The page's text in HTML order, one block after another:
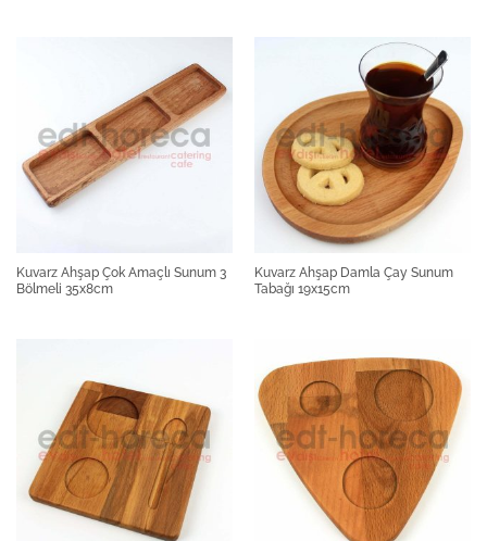
Kuvarz Ahşap Çok Amaçlı Sunum 3
Bölmeli 35x8cm
Kuvarz Ahşap Damla Çay Sunum
Tabağı 19x15cm